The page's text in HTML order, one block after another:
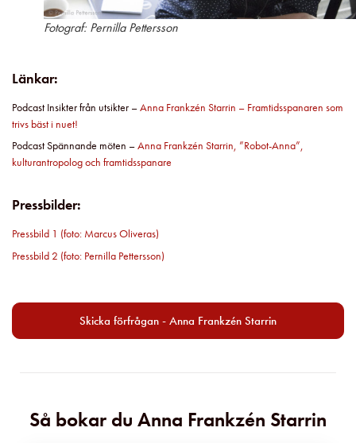
Fotograf: Pernilla Pettersson
Länkar:
Podcast Insikter från utsikter –Anna Frankzén Starrin – Framtidsspanaren som
trivs bäst i nuet!
Podcast Spännande möten –Anna Frankzén Starrin, ”Robot-Anna”,
kulturantropolog och framtidsspanare
Pressbilder:
Pressbild 1 (foto: Marcus Oliveras)
Pressbild 2 (foto: Pernilla Pettersson)
Skicka förfrågan - Anna Frankzén Starrin
Så bokar du Anna Frankzén Starrin